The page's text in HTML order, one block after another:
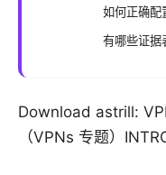
如何正确配
有哪些证据
Download astrill:
（VPNs 专题）